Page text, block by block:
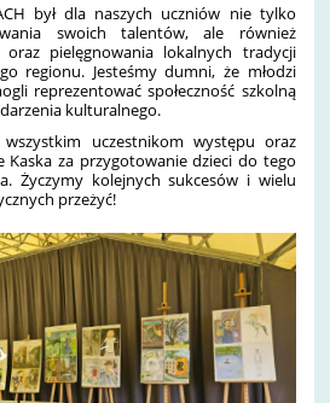
był dla naszych uczniów nie tylko
swoich talentów, ale również
pielęgnowania lokalnych tradycji
regionu. Jesteśmy dumni, że młodzi
reprezentować społeczność szkolną
kulturalnego.
wszystkim uczestnikom występu oraz
Kaska za przygotowanie dzieci do tego
Życzymy kolejnych sukcesów i wielu
przeżyć!